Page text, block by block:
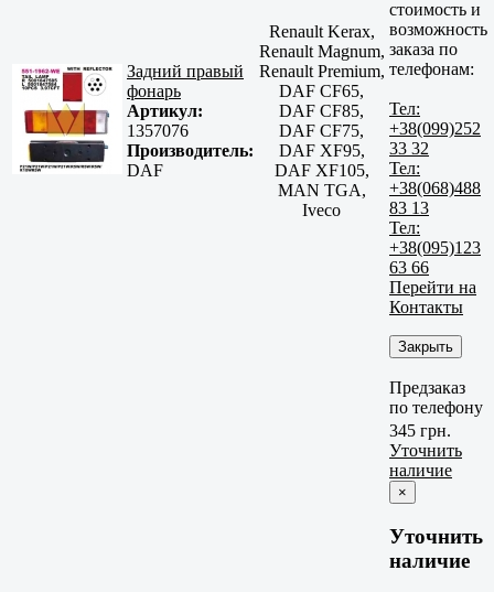
Задний правый
фонарь
Артикул:
1357076
Производитель:
DAF
Renault Kerax,
Renault Magnum,
Renault Premium,
DAF CF65,
DAF CF85,
DAF CF75,
DAF XF95,
DAF XF105,
MAN TGA,
Iveco
стоимость и
возможность
заказа по
телефонам:
Тел:
+38(099)252
33 32
Тел:
+38(068)488
83 13
Тел:
+38(095)123
63 66
Перейти на
Контакты
Закрыть
Предзаказ
по телефону
345 грн.
Уточнить
наличие
×
Уточнить
наличие